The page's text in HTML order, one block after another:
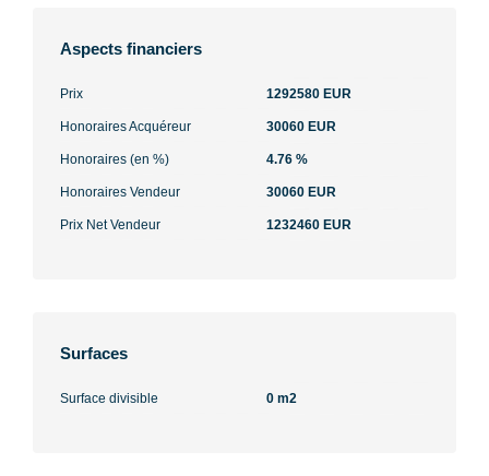
Aspects financiers
Prix 1292580 EUR
Honoraires Acquéreur 30060 EUR
Honoraires (en %) 4.76 %
Honoraires Vendeur 30060 EUR
Prix Net Vendeur 1232460 EUR
Surfaces
Surface divisible 0 m2